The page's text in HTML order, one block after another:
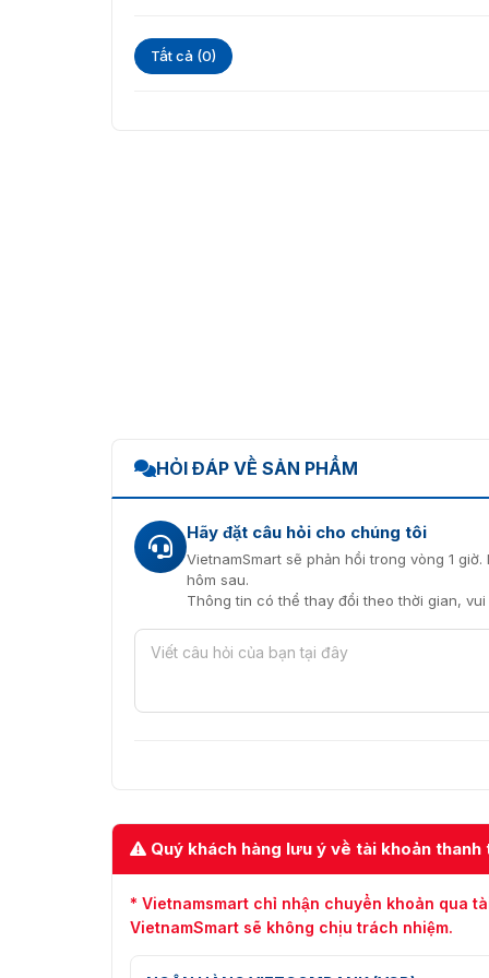
Cổng cho phép di chuyển một cách dễ
VietnamSmart là địa chỉ uy tín
VietnamSmart là một trong những địa chỉ uy
Việt Nam.Cam kết cung cấp sản phẩm
cao. Cung cấp mức giá hợp lý cho các sản
vẫn đảm bảo chất lượng. Chúng tôi không
diện. Liên hệ ngay với chúng tôi qua số
Tất cả (0)
HỎI ĐÁP VỀ SẢN PHẨM
Hãy đặt câu hỏi cho chúng tôi
VietnamSmart sẽ phản hồi trong vòng 1
hôm sau.
Thông tin có thể thay đổi theo thời gian,
Quý khách hàng lưu ý về tài khoản thanh
* Vietnamsmart chỉ nhận chuyển khoản qua
VietnamSmart sẽ không chịu trách nhiệm.